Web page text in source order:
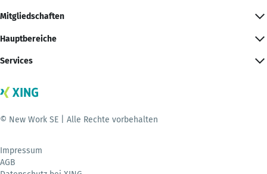
Mitgliedschaften
Hauptbereiche
Services
© New Work SE | Alle Rechte vorbehalten
Impressum
AGB